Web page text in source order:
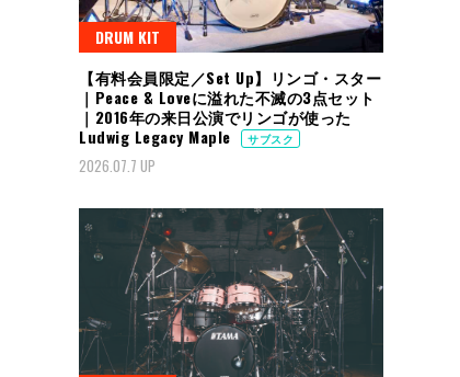
DRUM KIT
【有料会員限定／Set Up】リンゴ・スター
｜Peace & Loveに溢れた不滅の3点セット
｜2016年の来日公演でリンゴが使った
Ludwig Legacy Maple
サブスク
2026.07.7 UP